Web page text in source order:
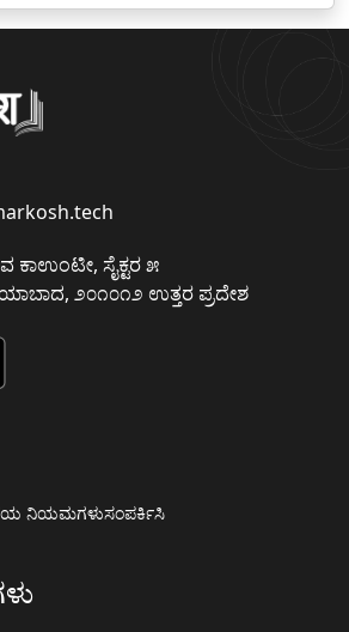
ಸೈಕ್ಟರ ೫
೨೦೧೦೧೨ ಉತ್ತರ ಪ್ರದೇಶ
ನಿಯಮಗಳುಸಂಪರ್ಕಿಸಿ